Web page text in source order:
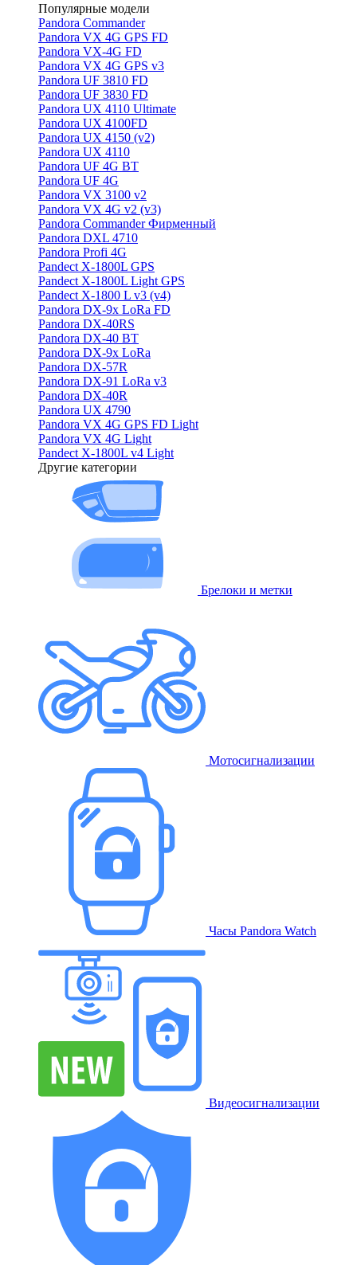
Популярные модели
Pandora Commander
Pandora VX 4G GPS FD
Pandora VX-4G FD
Pandora VX 4G GPS v3
Pandora UF 3810 FD
Pandora UF 3830 FD
Pandora UX 4110 Ultimate
Pandora UX 4100FD
Pandora UX 4150 (v2)
Pandora UX 4110
Pandora UF 4G BT
Pandora UF 4G
Pandora VX 3100 v2
Pandora VX 4G v2 (v3)
Pandora Commander Фирменный
Pandora DXL 4710
Pandora Profi 4G
Pandect X-1800L GPS
Pandect X-1800L Light GPS
Pandect X-1800 L v3 (v4)
Pandora DX-9x LoRa FD
Pandora DX-40RS
Pandora DX-40 BT
Pandora DX-9x LoRa
Pandora DX-57R
Pandora DX-91 LoRa v3
Pandora DX-40R
Pandora UX 4790
Pandora VX 4G GPS FD Light
Pandora VX 4G Light
Pandect X-1800L v4 Light
Другие категории
Брелоки и метки
Мотосигнализации
Часы Pandora Watch
Видеосигнализации